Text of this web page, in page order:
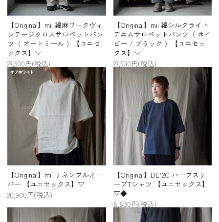
【Original】mii 綿麻ワークヴィ
ンテージクロスサロペットパン
ツ（ オートミール ）【ユニセ
ックス】▽
27,500円(税込)
【Original】mii 綿シルクライト
デニムサロペットパンツ（ ネイ
ビー / ブラック ）【ユニセッ
クス】▽
27,500円(税込)
【Original】mii リネンプルオー
バー 【ユニセックス】▽
20,900円(税込)
【Original】DE12C ハーフスリ
ーブTシャツ 【ユニセックス】
▽◆
8,800円(税込)